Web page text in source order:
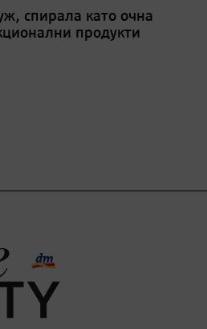
спирала като очна
продукти